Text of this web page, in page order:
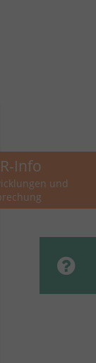
Info
und